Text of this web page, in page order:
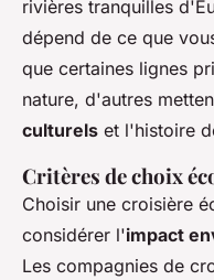
rivières tranquilles
dépend de ce que
que certaines lignes
nature, d'autres
culturels et l'histoire
Critères de choix
Choisir une croisière
considérer l'impact
Les compagnies de